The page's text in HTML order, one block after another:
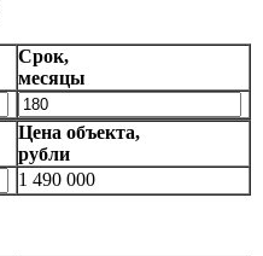
Срок,
месяцы
Цена объекта,
рубли
1 490 000